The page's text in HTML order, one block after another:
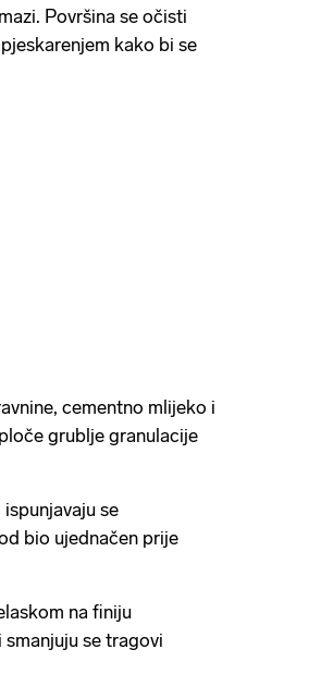
Površina se očisti
kako bi se
cementno mlijeko i
grublje granulacije
se
bio ujednačen prije
na finiju
se tragovi